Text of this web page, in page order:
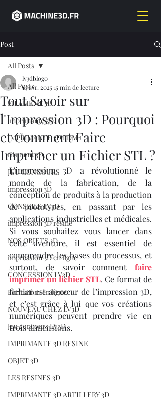
Post
All Posts
FILAMENT 3D
imprimante 3D,
IMPRIMANTE 3D FDM
filament 3D,
JEU CONCOURS
impression 3D
CONSEILS LV3D
impression 3D résine
NOS OBJETS 3D
impression 3D en ligne
CONCESSION LV3D
Formation en ligne
NOUVEAU CHEZ LV3D
Jeu concours LV3D
IMPRIMANTE 3D RESINE
OBJET 3D
LES RESINES 3D
IMPRIMANTE 3D ARTILLERY 3D
All Posts
Tout Savoir sur
l'Impression 3D : Pourquoi
et Comment Faire
Imprimer un Fichier STL ?
lv3dblog0
14 avr. 202515 min de lecture
L'impression 3D a révolutionné le
monde de la fabrication, de la
conception de produits à la production
de prototypes, en passant par les
applications industrielles et médicales.
Si vous souhaitez vous lancer dans
cette aventure, il est essentiel de
comprendre les bases du processus, et
surtout, de savoir comment faire
imprimer un fichier STL. Ce format de
fichier est au cœur de l’impression 3D,
et c’est grâce à lui que vos créations
numériques peuvent prendre vie en
trois dimensions.